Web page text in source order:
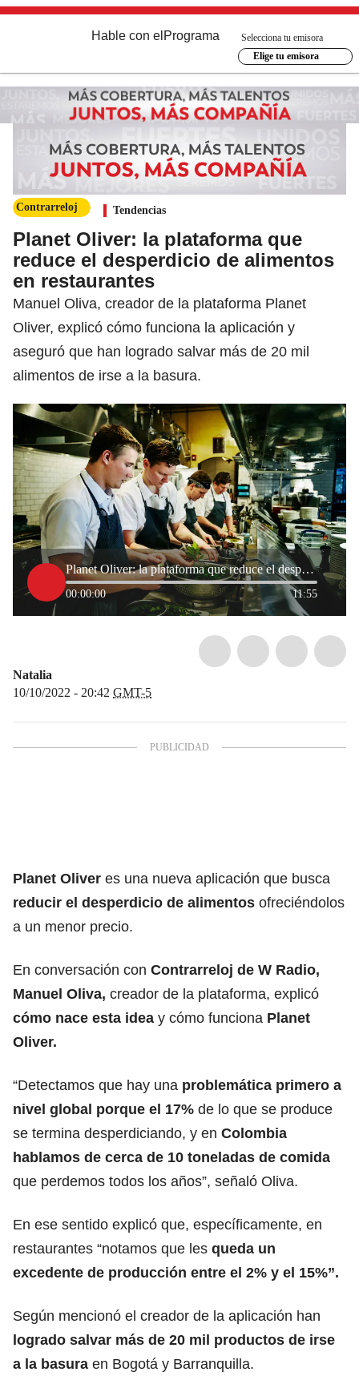
Hable con el Programa
Selecciona tu emisora
Elige tu emisora
Contrarreloj Tendencias
Planet Oliver: la plataforma que
reduce el desperdicio de alimentos
en restaurantes
Manuel Oliva, creador de la plataforma Planet
Oliver, explicó cómo funciona la aplicación y
aseguró que han logrado salvar más de 20 mil
alimentos de irse a la basura.
Planet Oliver: la plataforma que reduce el desperdicio de alimentos en restaurantes
00:00:00 11:55
Natalia
10/10/2022 - 20:42 GMT-5
Planet Oliver es una nueva aplicación que busca
reducir el desperdicio de alimentos ofreciéndolos
a un menor precio.
En conversación con Contrarreloj de W Radio,
Manuel Oliva, creador de la plataforma, explicó
cómo nace esta idea y cómo funciona Planet
Oliver.
“Detectamos que hay una problemática primero a
nivel global porque el 17% de lo que se produce
se termina desperdiciando, y en Colombia
hablamos de cerca de 10 toneladas de comida
que perdemos todos los años”, señaló Oliva.
En ese sentido explicó que, específicamente, en
restaurantes “notamos que les queda un
excedente de producción entre el 2% y el 15%”.
Según mencionó el creador de la aplicación han
logrado salvar más de 20 mil productos de irse
a la basura en Bogotá y Barranquilla.